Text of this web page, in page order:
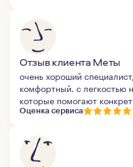
Отзыв клиента Меты
очень хороший
комфортный. с легкостью
которые помогают
Оценка сервиса